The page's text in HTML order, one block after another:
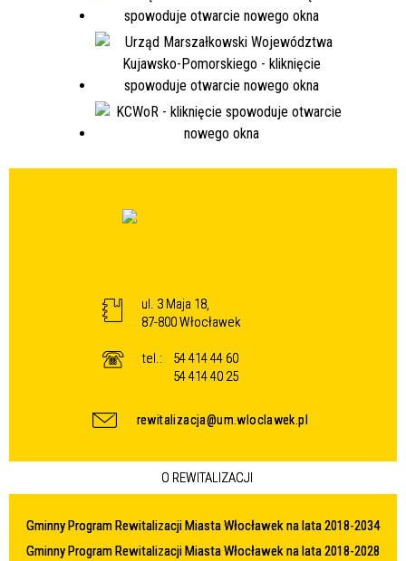
ul. 3 Maja 18,
87-800 Włocławek
tel.:
54 414 44 60
54 414 40 25
rewitalizacja@um.wloclawek.pl
O REWITALIZACJI
Gminny Program Rewitalizacji Miasta Włocławek na lata 2018-2034
Gminny Program Rewitalizacji Miasta Włocławek na lata 2018-2028